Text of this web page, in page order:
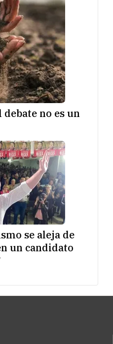
no es un
se aleja de
un candidato